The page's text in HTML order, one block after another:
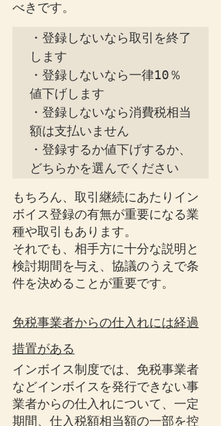
べきです。
・登録しないなら取引を終了
します
・登録しないなら一律10％
値下げします
・登録しないなら消費税相当
額は支払いません
・登録するか値下げするか、
どちらかを選んでください
もちろん、取引継続にあたりイン
ボイス登録の有無が重要になる業
種や取引もあります。
それでも、相手方に十分な説明と
検討期間を与え、協議のうえで条
件を決めることが重要です。
免税事業者からの仕入れには経過
措置がある
インボイス制度では、免税事業者
などインボイスを発行できない事
業者からの仕入れについて、一定
期間、仕入税額相当額の一部を控